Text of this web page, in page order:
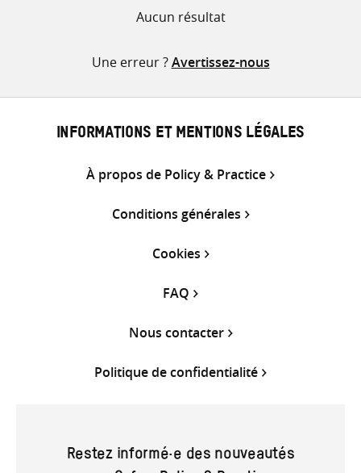
Aucun résultat
Une erreur ?Avertissez-nous
INFORMATIONS ET MENTIONS LÉGALES
À propos de Policy & Practice
Conditions générales
Cookies
FAQ
Nous contacter
Politique de confidentialité
Restez informé·e des nouveautés